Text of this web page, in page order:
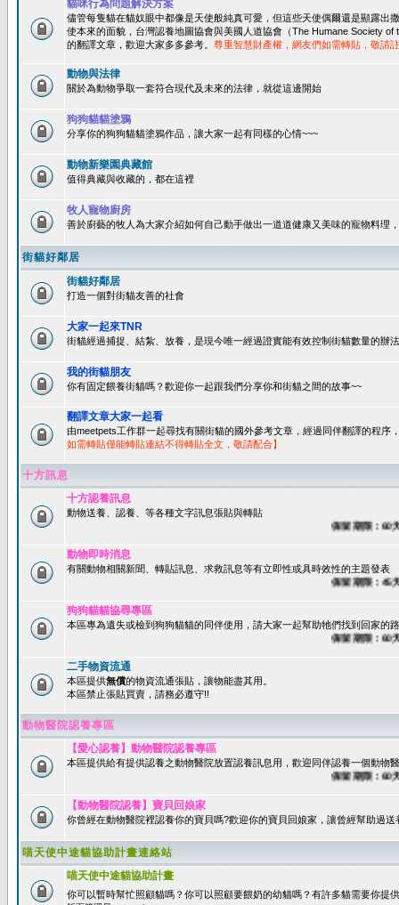
貓咪行為問題解決方案
儘管每隻貓在貓奴眼中都像是天使般純真可愛，但這些天使偶爾還是顯露出
使本來的面貌，台灣認養地圖協會與美國人道協會（The Humane Society
的翻譯文章，歡迎大家多多參考。 尊重智慧財產權，網友們如需轉貼，敬請
動物與法律
關於為動物爭取一套符合現代及未來的法律，就從這邊開始
狗狗貓貓塗鴉
分享你的狗狗貓貓塗鴉作品，讓大家一起有同樣的心情~~~
動物新樂園典藏館
值得典藏與收藏的，都在這裡
牧人寵物廚房
善於廚藝的牧人為大家介紹如何自己動手做出一道道健康又美味的寵物料理
街貓好鄰居
街貓好鄰居
打造一個對街貓友善的社會
大家一起來TNR
街貓經過捕捉、結紮、放養，是現今唯一經過證實能有效控制街貓數量的辦
我的街貓朋友
你有固定餵養街貓嗎？歡迎你一起跟我們分享你和街貓之間的故事~~
翻譯文章大家一起看
由meetpets工作群一起尋找有關街貓的國外參考文章，經過同伴翻譯的程序
如需轉貼僅能轉貼連結不得轉貼全文，敬請配合】
十方訊息
十方認養訊息
動物送養、認養、等各種文字訊息張貼與轉貼
保留期限：60天後
動物即時消息
有關動物相關新聞、轉貼訊息、求救訊息等有立即性或具時效性的主題發表
保留期限：45天後
狗狗貓貓協尋專區
本區專為遺失或檢到狗狗貓貓的同伴使用，請大家一起幫助牠們找到回家的
保留期限：60天後
二手物資流通
本區提供無償的物資流通張貼，讓物能盡其用。
本區禁止張貼買賣，請務必遵守!!
動物醫院認養專區
【愛心認養】動物醫院認養專區
本區提供給有提供認養之動物醫院放置認養訊息用，歡迎同伴認養一個動物
保留期限：60天後
【動物醫院認養】寶貝回娘家
你曾經在動物醫院裡認養你的寶貝嗎?歡迎你的寶貝回娘家，讓曾經幫助過
喵天使中途貓協助計畫連絡站
喵天使中途貓協助計畫
你可以暫時幫忙照顧貓嗎？你可以照顧要餵奶的幼貓嗎？有許多貓需要你提